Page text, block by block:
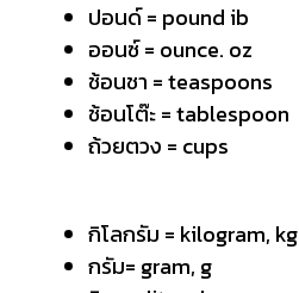
ปอนด์ = pound ib
ออนซ์ = ounce. oz
ช้อนชา = teaspoons
ช้อนโต๊ะ =tablespoon
ถ้วยตวง = cups
กิโลกรัม = kilogram, kg
กรัม= gram, g